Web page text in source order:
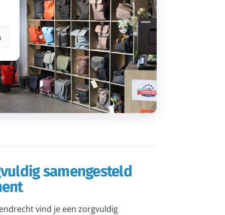
samengesteld
vind je een zorgvuldig